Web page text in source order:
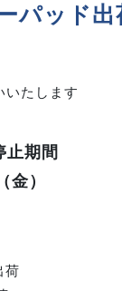
パッド出
いたします
止期間
）
荷